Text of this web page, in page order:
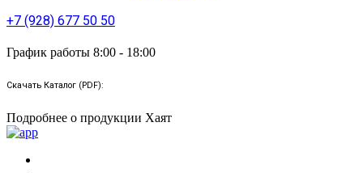
+7 (928) 677 50 50
График работы 8:00 - 18:00
Скачать Каталог (PDF):
Подробнее о продукции Хаят